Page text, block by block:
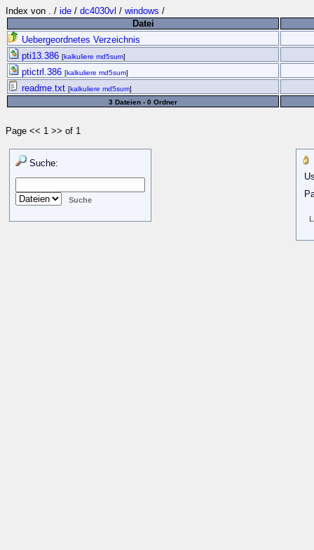
Index von . / ide / dc4030vl / windows /
Datei
Uebergeordnetes Verzeichnis
pti13.386 [kalkuliere md5sum]
ptictrl.386 [kalkuliere md5sum]
readme.txt [kalkuliere md5sum]
3 Dateien - 0 Ordner
Page << 1 >> of 1
Suche: